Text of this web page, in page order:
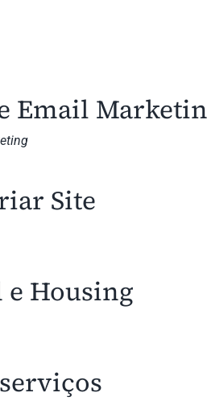
Email
Site
e Housing